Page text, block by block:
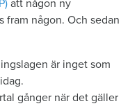
att någon ny
fram någon. Och sedan
är inget som
gånger när det gäller